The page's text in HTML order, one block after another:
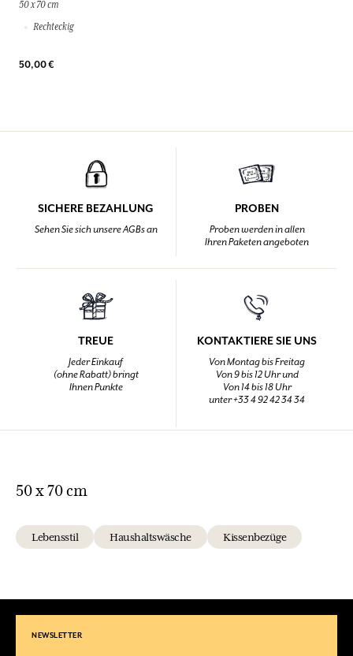
50 x 70 cm
Rechteckig
50,00 €
SICHERE BEZAHLUNG
Sehen Sie sich unsere AGBs an
PROBEN
Proben werden in allen
Ihren Paketen angeboten
TREUE
Jeder Einkauf
(ohne Rabatt) bringt
Ihnen Punkte
KONTAKTIERE SIE UNS
Von Montag bis Freitag
Von 9 bis 12 Uhr und
Von 14 bis 18 Uhr
unter +33 4 92 42 34 34
50 x 70 cm
Lebensstil Haushaltswäsche Kissenbezüge
NEWSLETTER